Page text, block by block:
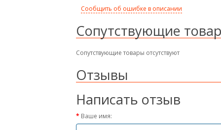
Сообщить об ошибке в описании
Сопутствующие
Сопутствующие товары отсутствуют
Отзывы
Написать отзыв
Ваше имя: